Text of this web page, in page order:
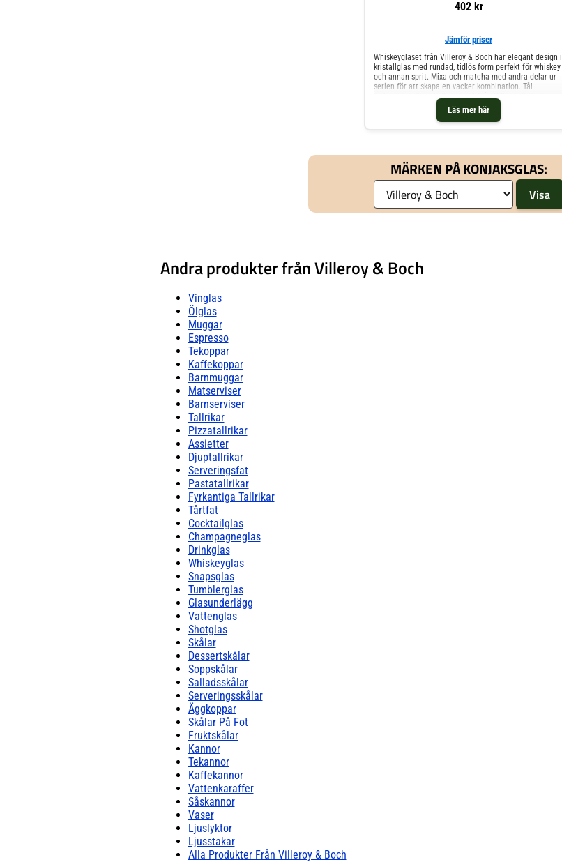
402 kr
Läs mer här
Jämför priser
Whiskeyglaset från Villeroy & Boch har elegant design i
kristallglas med rundad, tidlös form perfekt för whiskey
och annan sprit. Mixa och matcha med andra delar ur
serien för att skapa en vacker kombination. Tål
diskmaskin. Om whiskeyglaset från Villeroy & Boch-
Gjort av kristallglas.- Finns även som vinglas.- Perfekt
för whiskey och annan sprit.- Mixa och matcha med
andra delar ur serien för att skapa en vacker
diskmaskin. Shoppa Whiskeyglas & Cognacglas och mer
Glas hos Royal Design.
MÄRKEN PÅ KONJAKSGLAS:
Andra produkter från Villeroy & Boch
Vinglas
Ölglas
Muggar
Espresso
Tekoppar
Kaffekoppar
Barnmuggar
Matserviser
Barnserviser
Tallrikar
Pizzatallrikar
Assietter
Djuptallrikar
Serveringsfat
Pastatallrikar
Fyrkantiga Tallrikar
Tårtfat
Cocktailglas
Champagneglas
Drinkglas
Whiskeyglas
Snapsglas
Tumblerglas
Glasunderlägg
Vattenglas
Shotglas
Skålar
Dessertskålar
Soppskålar
Salladsskålar
Serveringsskålar
Äggkoppar
Skålar På Fot
Fruktskålar
Kannor
Tekannor
Kaffekannor
Vattenkaraffer
Såskannor
Vaser
Ljuslyktor
Ljusstakar
Alla Produkter Från Villeroy & Boch